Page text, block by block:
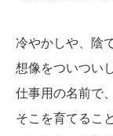
冷やかしや、陰
想像をついつい
仕事用の名前で
そこを育てるこ